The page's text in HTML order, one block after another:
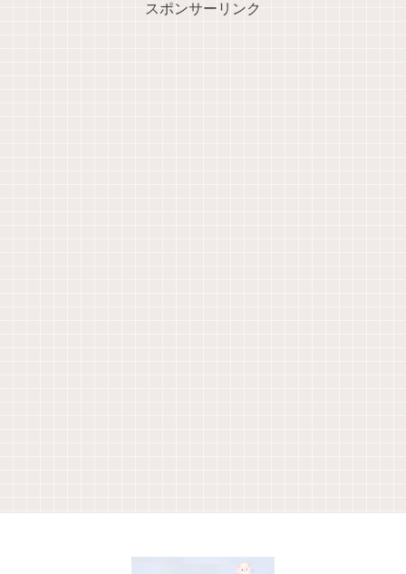
スポンサーリンク